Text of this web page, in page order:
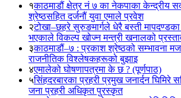
१काठमाडौं क्षेत्र नं ७ का नेकपाका केन्द्रीय
श्रेष्ठसहित दर्जनौं युवा एमाले प्रवेश
२टोखा–छहरे सुरुङमार्गले धेरै बस्ती मापदण्डका
भएकाले विकल्प खोज्न मन्त्री खनालको
३काठमाडौं–७ : प्रकाश श्रेष्ठको सम्भावना
राजनीतिक विश्लेषकहरूको बुझाइ
४एमालेको घोषणापत्रमा के छ ? (पूर्णपाठ)
५सिंहदरबारका प्रहरी प्रमुख जनार्दन घिमिरे
जना प्रहरी अधिकृत पुरस्कृत